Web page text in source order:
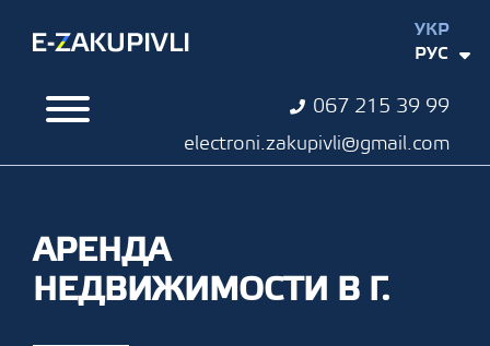
067 215 39 99
electroni.zakupivli@gmail.com
УКР
РУС
АРЕНДА
НЕДВИЖИМОСТИ В Г.